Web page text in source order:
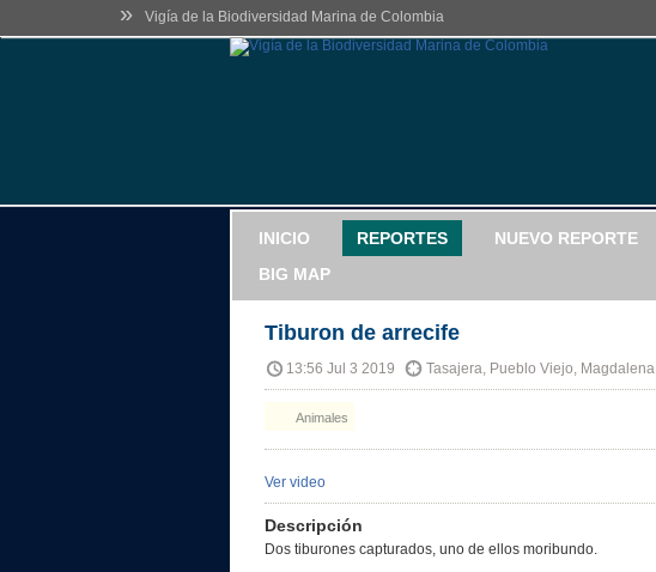
» Vigía de la Biodiversidad Marina de Colombia
INICIO REPORTES NUEVO REPORTE
BIG MAP
Tiburon de arrecife
13:56 Jul 3 2019 Tasajera, Pueblo Viejo, Magdalena
Animales
Ver video
Descripción
Dos tiburones capturados, uno de ellos moribundo.